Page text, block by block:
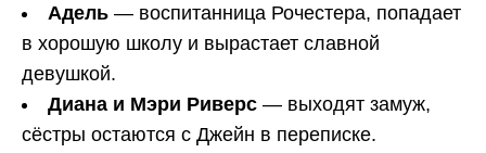
Адель — воспитанница Рочестера, попадает
в хорошую школу и вырастает славной
девушкой.
Диана и Мэри Риверс — выходят замуж,
сёстры остаются с Джейн в переписке.